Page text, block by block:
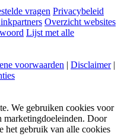
vragen Privacybeleid
Overzicht websites
Lijst met alle
voorwaarden | Disclaimer |
We gebruiken cookies voor
marketingdoeleinden. Door
het gebruik van alle cookies